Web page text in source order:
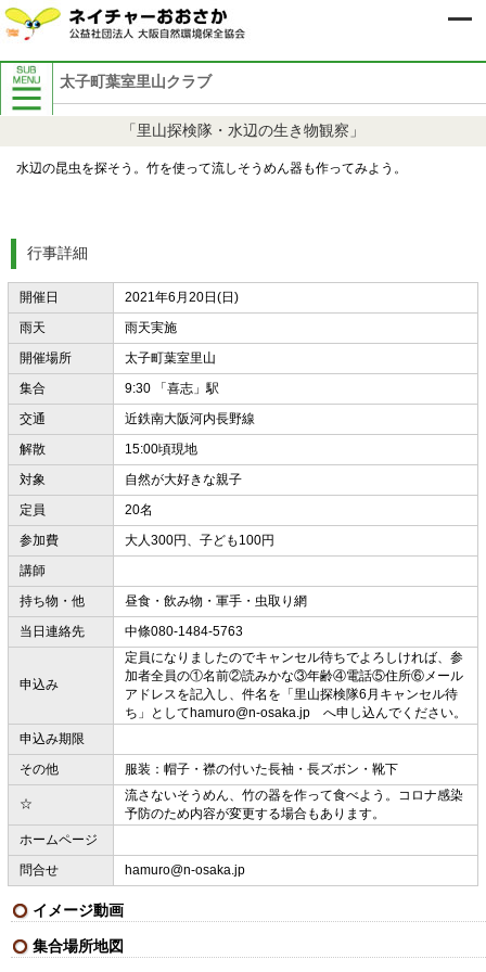
太子町葉室里山クラブ
「里山探検隊・水辺の生き物観察」
水辺の昆虫を探そう。竹を使って流しそうめん器も作ってみよう。
行事詳細
開催日
2021年6月20日(日)
雨天
雨天実施
開催場所
太子町葉室里山
集合
9:30 「喜志」駅
交通
近鉄南大阪河内長野線
解散
15:00頃現地
対象
自然が大好きな親子
定員
20名
参加費
大人300円、子ども100円
講師
持ち物・他
昼食・飲み物・軍手・虫取り網
当日連絡先
中條080-1484-5763
申込み
定員になりましたのでキャンセル待ちでよろしければ、参
加者全員の①名前②読みかな③年齢④電話⑤住所⑥メール
アドレスを記入し、件名を「里山探検隊6月キャンセル待
ち」としてhamuro@n-osaka.jp へ申し込んでください。
申込み期限
その他
服装：帽子・襟の付いた長袖・長ズボン・靴下
☆
流さないそうめん、竹の器を作って食べよう。コロナ感染
予防のため内容が変更する場合もあります。
ホームページ
問合せ
hamuro@n-osaka.jp
イメージ動画
集合場所地図
自然保護イベント案内
8月自然保護イベント案内
9月自然保護イベント案内